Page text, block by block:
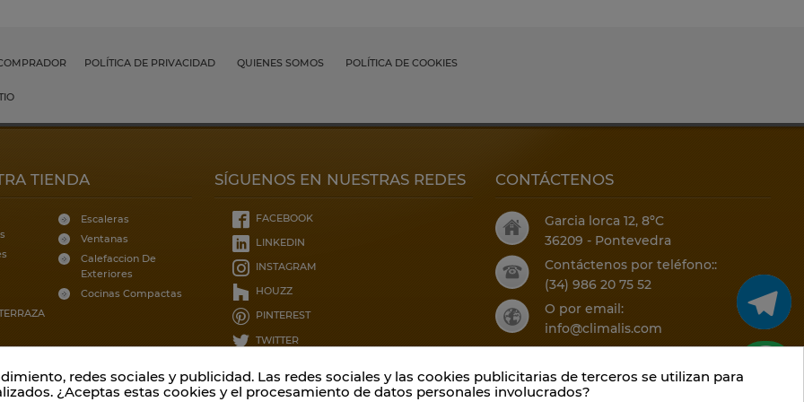
POLÍTICA DE PRIVACIDAD QUIENES SOMOS POLÍTICA DE COOKIES
TIENDA
Escaleras
Ventanas
Calefaccion De
Exteriores
Cocinas Compactas
SÍGUENOS EN NUESTRAS REDES
FACEBOOK
LINKEDIN
INSTAGRAM
HOUZZ
PINTEREST
TWITTER
CONTÁCTENOS
Garcia lorca 12, 8ºC
36209 - Pontevedra
Contáctenos por teléfono::
(34) 986 20 75 52
O por email:
info@climalis.com
redes sociales y publicidad. Las redes sociales y las cookies publicitarias de terceros se utilizan para
¿Aceptas estas cookies y el procesamiento de datos personales involucrados?